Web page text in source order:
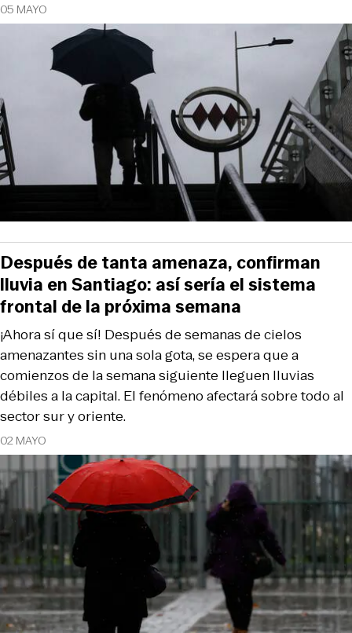
05 MAYO
02 MAYO
¡Ahora sí que sí! Después de semanas de cielos
amenazantes sin una sola gota, se espera que a
comienzos de la semana siguiente lleguen lluvias
débiles a la capital. El fenómeno afectará sobre todo al
sector sur y oriente.
Después de tanta amenaza, confirman
lluvia en Santiago: así sería el sistema
frontal de la próxima semana